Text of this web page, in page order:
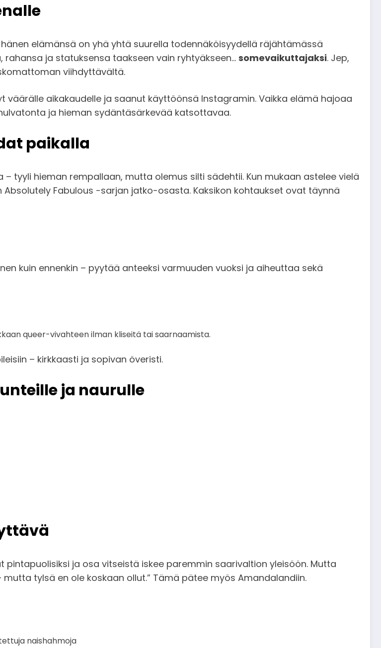
elämänsä on yhä yhtä suurella todennäköisyydellä räjähtämässä
ja statuksensa taakseen vain ryhtyäkseen… somevaikuttajaksi. Jep,
viihdyttävältä.
aikakaudelle ja saanut käyttöönsä Instagramin. Vaikka elämä hajoaa
ja hieman sydäntäsärkevää katsottavaa.
paikalla
tyyli hieman rempallaan, mutta olemus silti sädehtii. Kun mukaan astelee vielä
Fabulous -sarjan jatko-osasta. Kaksikon kohtaukset ovat täynnä
kuin ennenkin – pyytää anteeksi varmuuden vuoksi ja aiheuttaa sekä
queer-vivahteen ilman kliseitä tai saarnaamista.
– kirkkaasti ja sopivan överisti.
ja naurulle
ja osa vitseistä iskee paremmin saarivaltion yleisöön. Mutta
mutta tylsä en ole koskaan ollut.” Tämä pätee myös Amandalandiin.
naishahmoja